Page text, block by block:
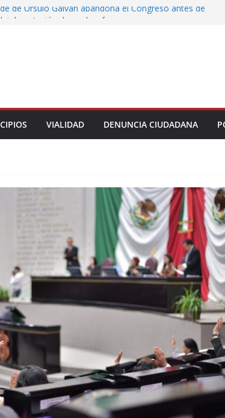
de Úrsulo Galván abandona el Congreso antes de
VIALIDAD DENUNCIA CIUDADANA